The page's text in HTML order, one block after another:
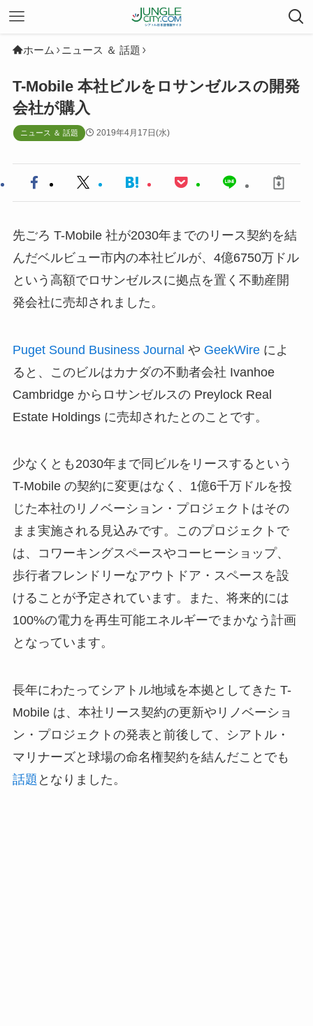
ホーム ニュース ＆ 話題
T-Mobile 本社ビルをロサンゼルスの開発
会社が購入
ニュース ＆ 話題 2019年4月17日(水)
先ごろ T-Mobile 社が2030年までのリース契約を結
んだベルビュー市内の本社ビルが、4億6750万ドル
という高額でロサンゼルスに拠点を置く不動産開
発会社に売却されました。
Puget Sound Business Journal や GeekWireによ
ると、このビルはカナダの不動者会社 Ivanhoe
Cambridge からロサンゼルスの Preylock Real
Estate Holdings に売却されたとのことです。
少なくとも2030年まで同ビルをリースするという
T-Mobile の契約に変更はなく、1億6千万ドルを投
じた本社のリノベーション・プロジェクトはその
まま実施される見込みです。このプロジェクトで
は、コワーキングスペースやコーヒーショップ、
歩行者フレンドリーなアウトドア・スペースを設
けることが予定されています。また、将来的には
100%の電力を再生可能エネルギーでまかなう計画
となっています。
長年にわたってシアトル地域を本拠としてきた T-
Mobile は、本社リース契約の更新やリノベーショ
ン・プロジェクトの発表と前後して、シアトル・
マリナーズと球場の命名権契約を結んだことでも
話題 となりました。